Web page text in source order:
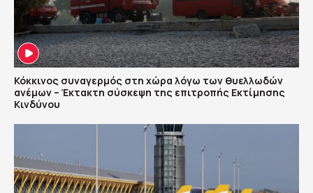
Κόκκινος συναγερμός στη χώρα λόγω των θυελλωδών
ανέμων – Έκτακτη σύσκεψη της επιτροπής Εκτίμησης
Κινδύνου